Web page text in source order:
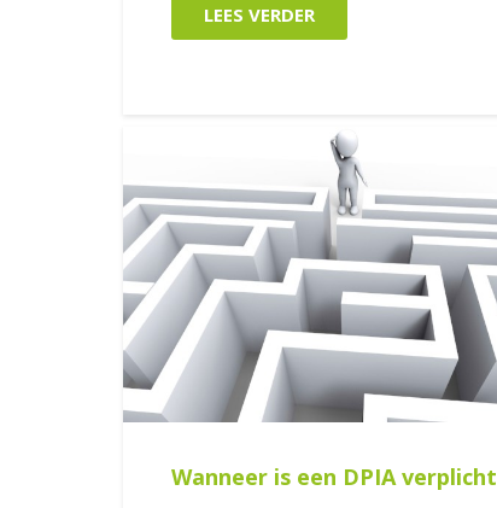
LEES VERDER
Wanneer is een DPIA verplicht